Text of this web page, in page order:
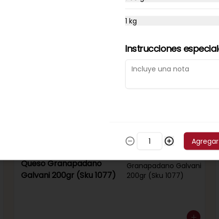
Queso Granapadano
Galvani 200gr (Sku 1077)
1 kg
Instrucciones
Agregar